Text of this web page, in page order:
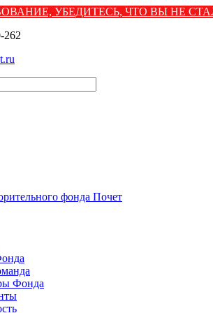
УБЕДИТЕСЬ, ЧТО ВЫ НЕ
262
Фонда